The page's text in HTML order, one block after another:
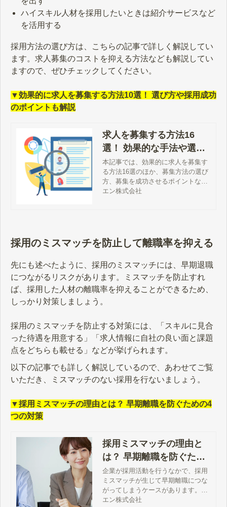
ハイスキル人材を採用したいときは紹介サービスなど
を活用する
採用方法の選び方は、こちらの記事で詳しく解説してい
ます。求人募集のコストを抑える方法なども解説してい
ますので、ぜひチェックしてください。
▼効果的に求人を募集する方法10選！ 選び方や採用成功
のポイントも解説
求人を募集する方法16
選！ 効果的な手法や選び
方、採用成功のコツも解
説
本記事では、効果的に求人を募集す
る方法16選のほか、募集方法の選び
方、募集を成功させるポイントなど
を解説します。求人募集のコストを
エン株式会社
採用のミスマッチを防止して離職率を抑える
先にも述べたように、採用のミスマッチには、早期退職
につながるリスクがあります。ミスマッチを防止すれ
ば、採用した人材の離職率を抑えることができるため、
しっかり対策しましょう。
採用のミスマッチを防止する対策には、「スキルに見合
った待遇を用意する」「求人情報に自社の良い面と課題
点をどちらも載せる」などが挙げられます。
以下の記事でも詳しく解説しているので、あわせてご覧
いただき、ミスマッチのない採用を行ないましょう。
▼採用ミスマッチの理由とは？ 早期離職を防ぐための4
つの対策
採用ミスマッチの理由と
は？ 早期離職を防ぐため
の4つの対策
企業が採用活動を行うなかで、採用
ミスマッチが生じて早期離職につな
がってしまうケースがあります。従
業員が早期離職すると、採用コスト
エン株式会社